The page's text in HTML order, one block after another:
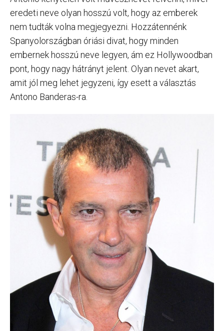
eredeti neve olyan hosszú volt, hogy az emberek
nem tudták volna megjegyezni. Hozzátennénk
Spanyolországban óriási divat, hogy minden
embernek hosszú neve legyen, ám ez Hollywoodban
pont, hogy nagy hátrányt jelent. Olyan nevet akart,
amit jól meg lehet jegyzeni, így esett a választás
Antono Banderas-ra.